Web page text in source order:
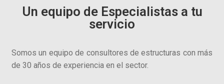
Un equipo de Especialistas a tu
servicio
Somos un equipo de consultores de estructuras con más
de 30 años de experiencia en el sector.